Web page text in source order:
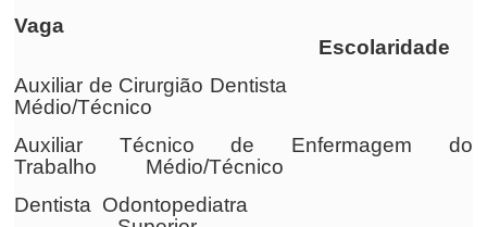
Vaga
Escolaridade
Auxiliar de Cirurgião Dentista
Médio/Técnico
Auxiliar Técnico de Enfermagem do
Trabalho Médio/Técnico
Dentista Odontopediatra